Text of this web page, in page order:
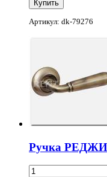
Артикул: dk-79276
Ручка